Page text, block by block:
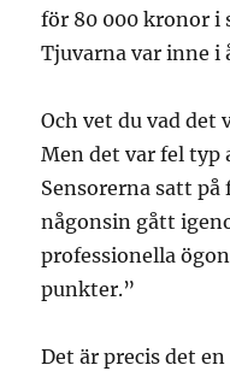
för 80 000 kronor i
Tjuvarna var inne
Och vet du vad det
Men det var fel typ
Sensorerna satt på
någonsin gått
professionella
punkter.”
Det är precis det